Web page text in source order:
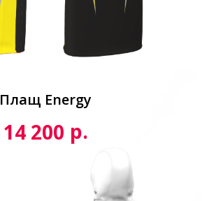
Плащ Energy
14 200 р.